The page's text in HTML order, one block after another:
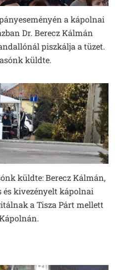
a kápolnai
Dr. Berecz Kálmán
piszkálja a tüzet.
küldte.
küldte: Berecz Kálmán,
és kivezényelt kápolnai
a Tisza Párt mellett